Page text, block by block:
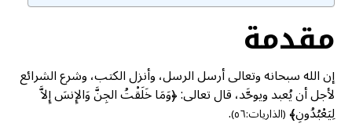
مقدمة
إن الله سبحانه وتعالى أرسل الرسل، وأنزل الكتب، وشرع الشرائع
لأجل أن يُعبد ويوحَّد، قال تعالى: ﴿وَمَا خَلَقْتُ الجِنَّ وَالإِنسَ إِلاَّ
لِيَعْبُدُونِ﴾(الذاريات:٥٦)
.